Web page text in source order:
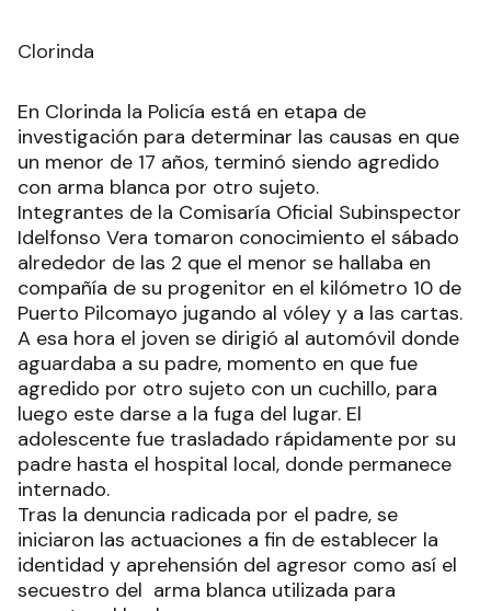
intervención del Juzgado de Instrucción de Las
Clorinda
En Clorinda la Policía está en etapa de
investigación para determinar las causas en que
un menor de 17 años, terminó siendo agredido
con arma blanca por otro sujeto.
Integrantes de la Comisaría Oficial Subinspector
Idelfonso Vera tomaron conocimiento el sábado
alrededor de las 2 que el menor se hallaba en
compañía de su progenitor en el kilómetro 10 de
Puerto Pilcomayo jugando al vóley y a las cartas.
A esa hora el joven se dirigió al automóvil donde
aguardaba a su padre, momento en que fue
agredido por otro sujeto con un cuchillo, para
luego este darse a la fuga del lugar. El
adolescente fue trasladado rápidamente por su
padre hasta el hospital local, donde permanece
internado.